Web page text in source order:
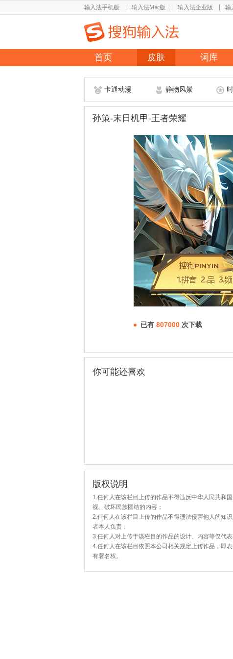
输入法手机版 输入法Mac版 输入法企业版 输
首页 皮肤 词库
卡通动漫 静物风景
孙策-末日机甲-王者荣耀
已有 807000 次下载
你可能还喜欢
版权说明
1.任何人在该栏目上传的作品不得违反中华人民共和
视、破坏民族团结的内容；
2.任何人在该栏目上传的作品不得违法侵害他人的知
者本人负责；
3.任何人对上传于该栏目的作品的设计、内容等仅代
4.任何人在该栏目依照本公司相关规定上传作品，即
有署名权。